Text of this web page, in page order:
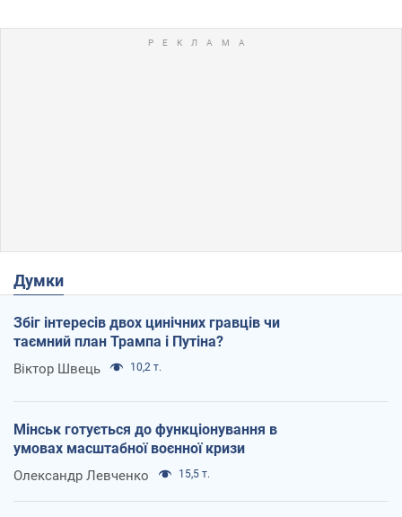
Думки
Збіг інтересів двох цинічних гравців чи
таємний план Трампа і Путіна?
Віктор Швець 10,2 т.
Мінськ готується до функціонування в
умовах масштабної воєнної кризи
Олександр Левченко 15,5 т.